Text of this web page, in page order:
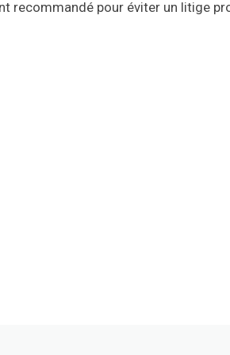
recommandé pour éviter un litige